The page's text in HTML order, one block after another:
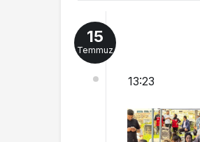
15
Temmuz
13:23